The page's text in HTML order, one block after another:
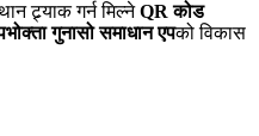
ट्र्याक गर्न मिल्नेQR कोड
गुनासो समाधान एपको विकास